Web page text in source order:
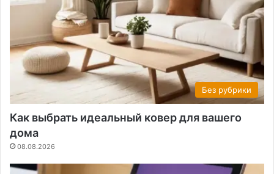
Без рубрики
Как выбрать идеальный ковер для вашего
дома
08.08.2026